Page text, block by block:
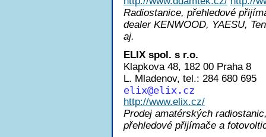
Radiostanice, přehledové
dealer KENWOOD, YAESU,
aj.
ELIX spol. s r.o.
Klapkova 48, 182 00 Praha 8
L. Mladenov, tel.: 284 680 695
elix@elix.cz
http://www.elix.cz/
Prodej amatérských
přehledové přijímače a